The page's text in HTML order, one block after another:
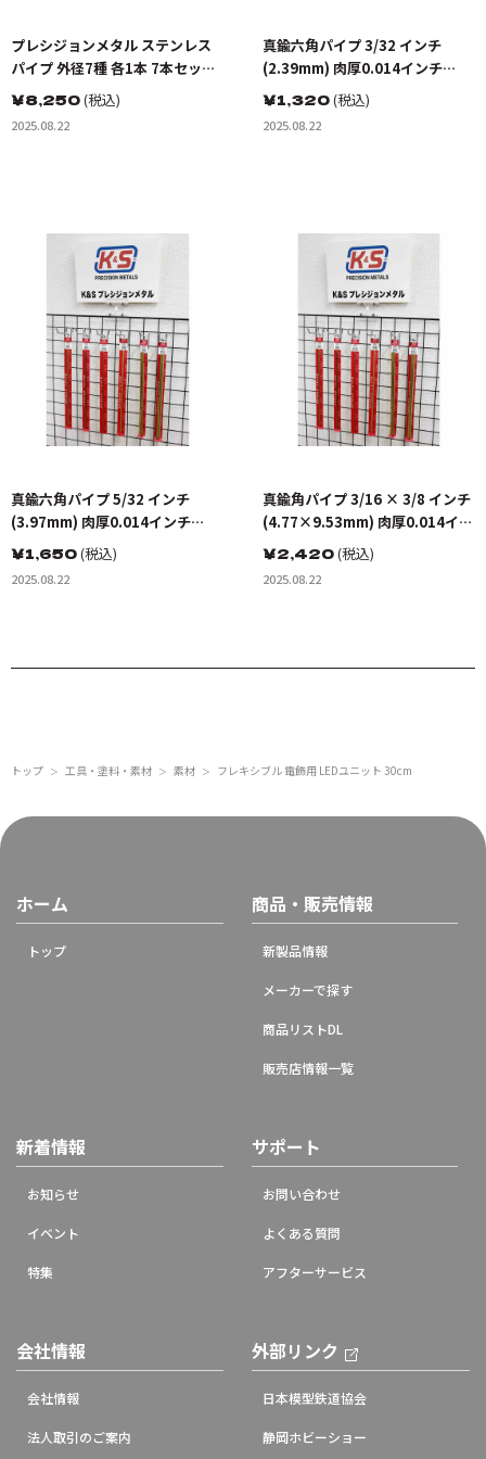
プレシジョンメタル ステンレス
パイプ 外径7種 各1本 7本セット
(長さ300mm) 素材 KS3410
￥8,250(税込)
2025.08.22
真鍮六角パイプ 3/32 インチ
(2.39mm) 肉厚0.014インチ
(0.36mm) 長さ12インチ
(300mm)(1本入り)
￥1,320(税込)
2025.08.22
真鍮六角パイプ 5/32 インチ
(3.97mm) 肉厚0.014インチ
(0.36mm) 長さ12インチ
(300mm)(1本入り)
￥1,650(税込)
2025.08.22
真鍮角パイプ 3/16 × 3/8 インチ
(4.77×9.53mm) 肉厚0.014イン
チ(0.36mm) 長さ12インチ
(300mm)(1本入り)
￥2,420(税込)
2025.08.22
トップ ＞ 工具・塗料・素材 ＞ 素材 ＞ フレキシブル 電飾用 LEDユニット 30cm
ホーム
トップ
商品・販売情報
新製品情報
メーカーで探す
商品リストDL
販売店情報一覧
新着情報
お知らせ
イベント
特集
サポート
お問い合わせ
よくある質問
アフターサービス
会社情報
会社情報
法人取引のご案内
外部リンク
日本模型鉄道協会
静岡ホビーショー